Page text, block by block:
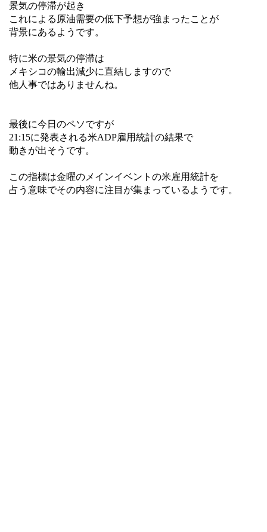
景気の停滞が起き
これによる原油需要の低下予想が強まったことが
背景にあるようです。
特に米の景気の停滞は
メキシコの輸出減少に直結しますので
他人事ではありませんね。
最後に今日のペソですが
21:15に発表される米ADP雇用統計の結果で
動きが出そうです。
この指標は金曜のメインイベントの米雇用統計を
占う意味でその内容に注目が集まっているようです。